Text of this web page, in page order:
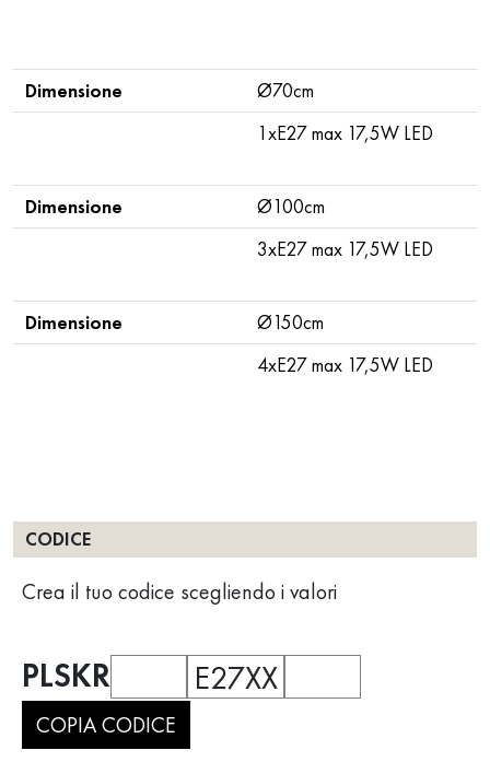
Dimensione
Ø70cm
1xE27 max 17,5W LED
Dimensione
Ø100cm
3xE27 max 17,5W LED
Dimensione
Ø150cm
4xE27 max 17,5W LED
CODICE
Crea il tuo codice scegliendo i valori
PLSKR E27XX
COPIA CODICE